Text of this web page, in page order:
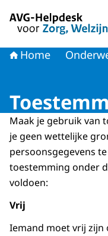
Home
Maak je gebruik van
je geen wettelijke
persoonsgegevens
toestemming onder
voldoen:
Vrij
Iemand moet vrij zijn